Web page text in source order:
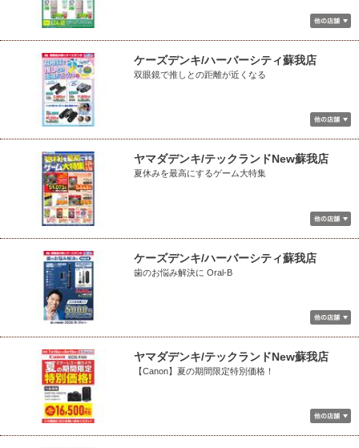
ケーズデンキ/ハーバーシティ蘇我店
双眼鏡で推しとの距離が近くなる
ヤマダデンキ/テックランドNew蘇我店
夏休みを最高にするゲーム大特集
ケーズデンキ/ハーバーシティ蘇我店
歯のお悩み解決に Oral-B
ヤマダデンキ/テックランドNew蘇我店
【Canon】夏の期間限定特別価格！